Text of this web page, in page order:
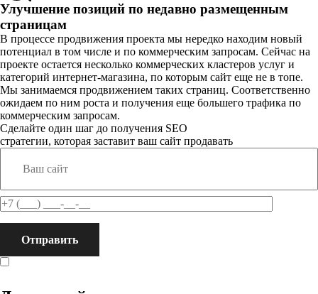
Улучшение позиций по недавно размещенным
страницам
В процессе продвижения проекта мы нередко находим новый
потенциал в том числе и по коммерческим запросам. Сейчас на
проекте остается несколько коммерческих кластеров услуг и
категорий интернет-магазина, по которым сайт еще не в топе.
Мы занимаемся продвижением таких страниц. Соответственно
ожидаем по ним роста и получения еще большего трафика по
коммерческим запросам.
Сделайте один шаг до получения SEO
стратегии, которая заставит ваш сайт продавать